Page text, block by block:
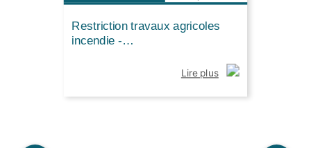
Restriction travaux agricoles
incendie -…
Lire plus